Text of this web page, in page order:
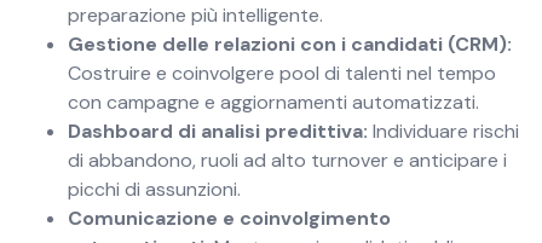
preparazione più intelligente.
Gestione delle relazioni con i candidati (CRM):
Costruire e coinvolgere pool di talenti nel tempo
con campagne e aggiornamenti automatizzati.
Dashboard di analisi predittiva: Individuare rischi
di abbandono, ruoli ad alto turnover e anticipare i
picchi di assunzioni.
Comunicazione e coinvolgimento